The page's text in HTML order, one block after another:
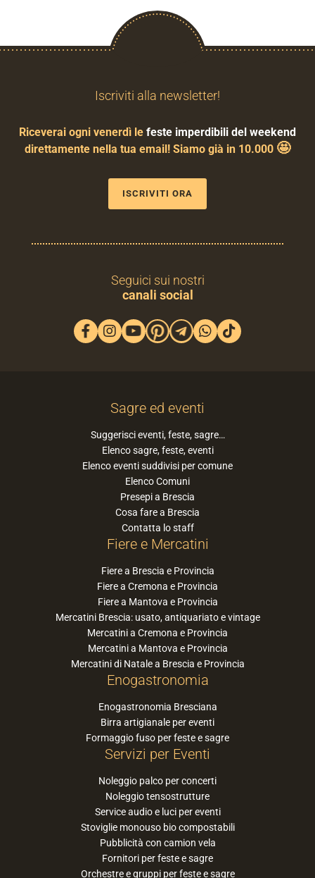
Iscriviti alla newsletter!
Riceverai ogni venerdì le feste imperdibili del weekend
direttamente nella tua email! Siamo già in 10.000 🤩
ISCRIVITI ORA
Seguici sui nostri
canali social
Sagre ed eventi
Suggerisci eventi, feste, sagre…
Elenco sagre, feste, eventi
Elenco eventi suddivisi per comune
Elenco Comuni
Presepi a Brescia
Cosa fare a Brescia
Contatta lo staff
Fiere e Mercatini
Fiere a Brescia e Provincia
Fiere a Cremona e Provincia
Fiere a Mantova e Provincia
Mercatini Brescia: usato, antiquariato e vintage
Mercatini a Cremona e Provincia
Mercatini a Mantova e Provincia
Mercatini di Natale a Brescia e Provincia
Enogastronomia
Enogastronomia Bresciana
Birra artigianale per eventi
Formaggio fuso per feste e sagre
Servizi per Eventi
Noleggio palco per concerti
Noleggio tensostrutture
Service audio e luci per eventi
Stoviglie monouso bio compostabili
Pubblicità con camion vela
Fornitori per feste e sagre
Orchestre e gruppi per feste e sagre